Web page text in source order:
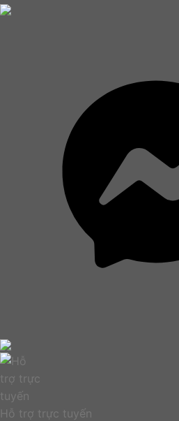
Hỗ trợ trực tuyến